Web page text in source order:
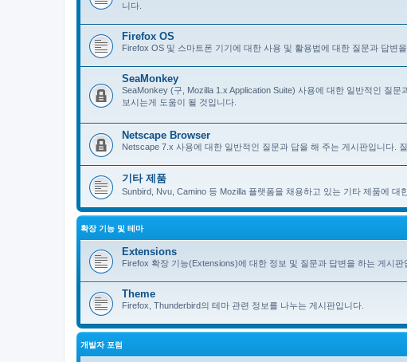
니다.
Firefox OS
Firefox OS 및 스마트폰 기기에 대한 사용 및 활용법에 대한 질문과 답변
SeaMonkey
SeaMonkey (구, Mozilla 1.x Application Suite) 사용에 대한 일반적인 질
보시는게 도움이 될 것입니다.
Netscape Browser
Netscape 7.x 사용에 대한 일반적인 질문과 답을 해 주는 게시판입니다.
기타 제품
Sunbird, Nvu, Camino 등 Mozilla 플랫폼을 채용하고 있는 기타 제품에 대
확장 기능 및 테마
Extensions
Firefox 확장 기능(Extensions)에 대한 정보 및 질문과 답변을 하는 게시판
Theme
Firefox, Thunderbird의 테마 관련 정보를 나누는 게시판입니다.
개발자 포럼